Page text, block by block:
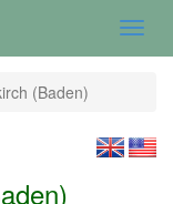
(Baden)